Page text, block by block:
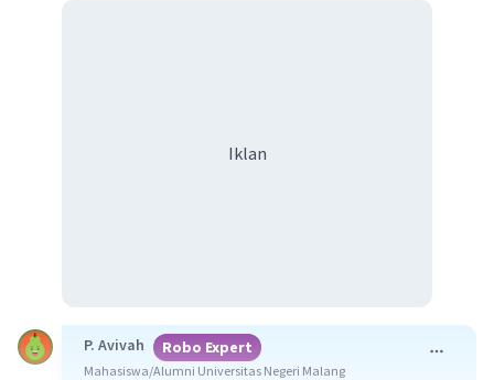
Iklan
P. Avivah Robo Expert
Mahasiswa/Alumni Universitas Negeri Malang